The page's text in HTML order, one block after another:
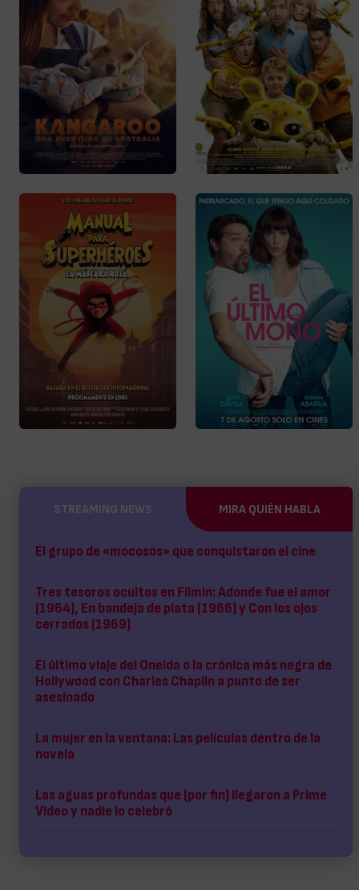
STREAMING NEWS MIRA QUIÉN HABLA
El grupo de «mocosos» que conquistaron el cine
Tres tesoros ocultos en Filmin: Adonde fue el amor
(1964), En bandeja de plata (1966) y Con los ojos
cerrados (1969)
El último viaje del Oneida o la crónica más negra de
Hollywood con Charles Chaplin a punto de ser
asesinado
La mujer en la ventana: Las películas dentro de la
novela
Las aguas profundas que (por fin) llegaron a Prime
Video y nadie lo celebró